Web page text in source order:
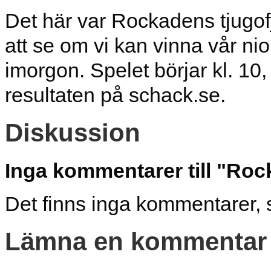
Det här var Rockadens
att se om vi kan vinna vår
imorgon. Spelet börjar kl.
resultaten på schack.se.
Diskussion
Inga kommentarer till
Det finns inga kommentarer,
Lämna en kommentar